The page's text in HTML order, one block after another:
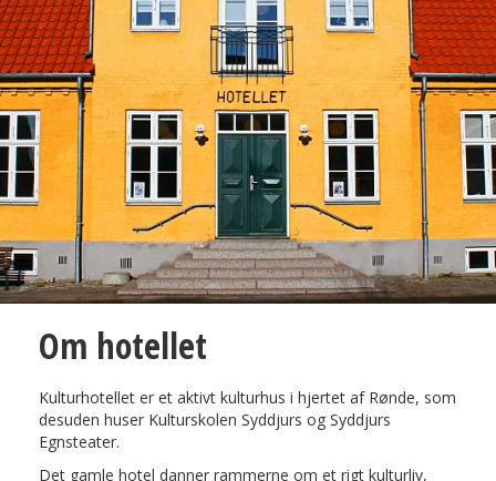
Om hotellet
Kulturhotellet er et aktivt kulturhus i hjertet af Rønde, som
desuden huser Kulturskolen Syddjurs og Syddjurs
Egnsteater.
Det gamle hotel danner rammerne om et rigt kulturliv,